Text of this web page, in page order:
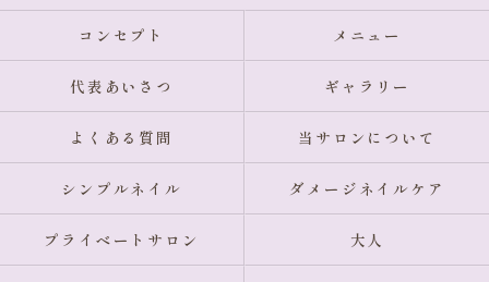
コンセプト メニュー
代表あいさつ ギャラリー
よくある質問 当サロンについて
シンプルネイル ダメージネイルケア
プライベートサロン 大人